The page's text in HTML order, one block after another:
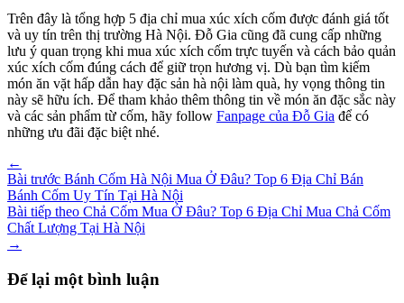
Trên đây là tổng hợp 5 địa chỉ mua xúc xích cốm được đánh giá tốt
và uy tín trên thị trường Hà Nội. Đỗ Gia cũng đã cung cấp những
lưu ý quan trọng khi mua xúc xích cốm trực tuyến và cách bảo quản
xúc xích cốm đúng cách để giữ trọn hương vị. Dù bạn tìm kiếm
món ăn vặt hấp dẫn hay đặc sản hà nội làm quà, hy vọng thông tin
này sẽ hữu ích. Để tham khảo thêm thông tin về món ăn đặc sắc này
và các sản phẩm từ cốm, hãy follow Fanpage của Đỗ Gia để có
những ưu đãi đặc biệt nhé.
←
Bài trước Bánh Cốm Hà Nội Mua Ở Đâu? Top 6 Địa Chỉ Bán
Bánh Cốm Uy Tín Tại Hà Nội
Bài tiếp theo Chả Cốm Mua Ở Đâu? Top 6 Địa Chỉ Mua Chả Cốm
Chất Lượng Tại Hà Nội
→
Để lại một bình luận